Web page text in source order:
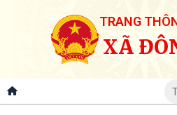
TRANG
XÃ